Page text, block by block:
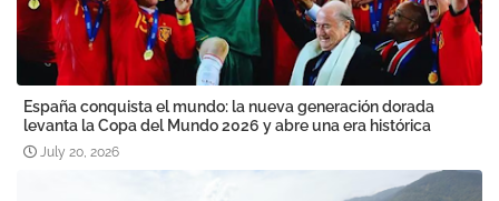
España conquista el mundo: la nueva generación dorada
levanta la Copa del Mundo 2026 y abre una era histórica
July 20, 2026